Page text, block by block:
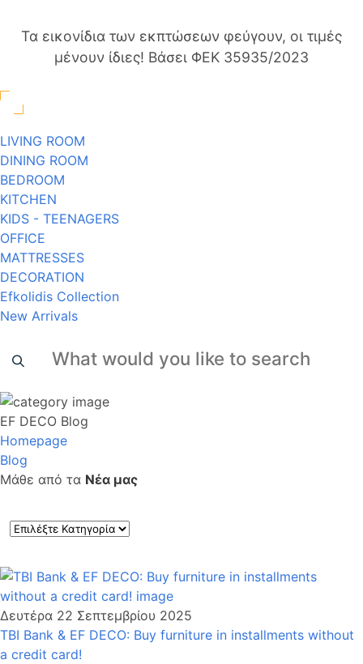
Τα εικονίδια των εκπτώσεων φεύγουν, οι τιμές
μένουν ίδιες! Βάσει ΦΕΚ 35935/2023
LIVING ROOM
DINING ROOM
BEDROOM
KITCHEN
KIDS - TEENAGERS
OFFICE
MATTRESSES
DECORATION
Efkolidis Collection
New Arrivals
EF DECO Blog
Homepage
Blog
Μάθε από τα Νέα μας
Δευτέρα 22 Σεπτεμβρίου 2025
TBI Bank & EF DECO: Buy furniture in installments without
a credit card!